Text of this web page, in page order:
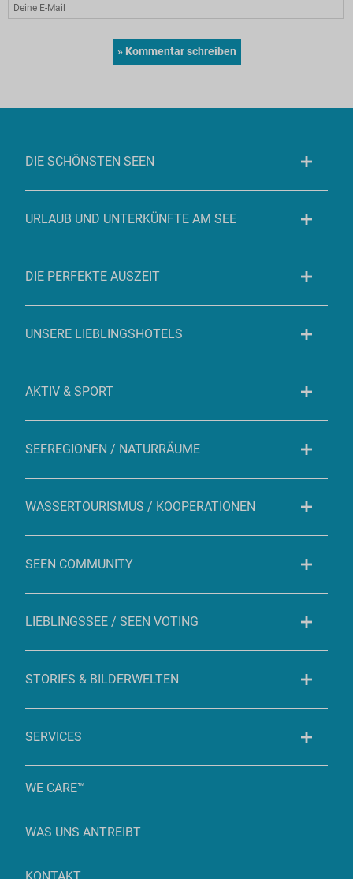
DIE SCHÖNSTEN SEEN
URLAUB UND UNTERKÜNFTE AM SEE
DIE PERFEKTE AUSZEIT
UNSERE LIEBLINGSHOTELS
AKTIV & SPORT
SEEREGIONEN / NATURRÄUME
WASSERTOURISMUS / KOOPERATIONEN
SEEN COMMUNITY
LIEBLINGSSEE / SEEN VOTING
STORIES & BILDERWELTEN
SERVICES
WE CARE™
WAS UNS ANTREIBT